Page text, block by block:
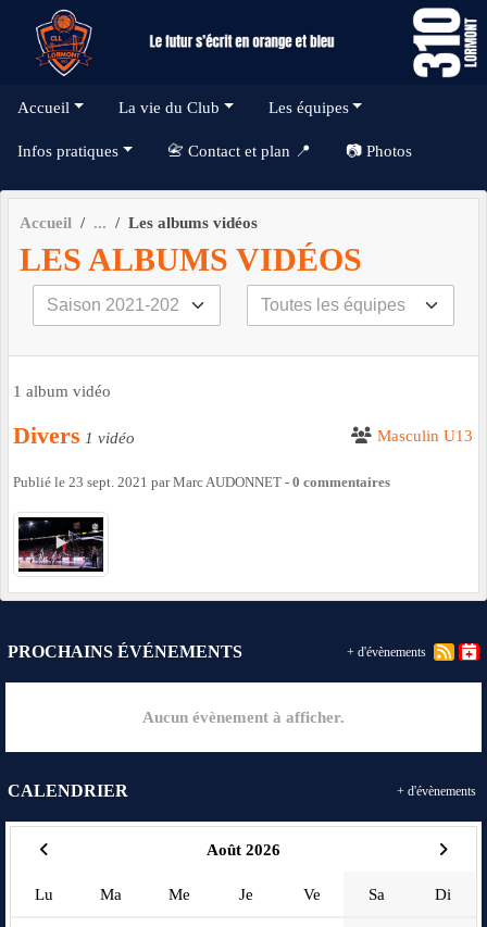
Accueil La vie du Club Les équipes
Infos pratiques 📇 Contact et plan 📍 📷 Photos
Accueil Les albums vidéos
LES ALBUMS VIDÉOS
1 album vidéo
Divers 1 vidéo Masculin U13
Publié le 23 sept. 2021 parMarc AUDONNET - 0 commentaires
PROCHAINS ÉVÉNEMENTS
Aucun évènement à afficher.
+ d'évènements
CALENDRIER
Août 2026
Lu Ma Me Je Ve Sa Di
+ d'évènements
Panneau de gestion des cookies